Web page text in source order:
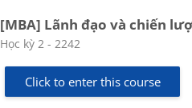
[MBA] Lãnh đạo và chiến
Course category
Học kỳ 2 - 2242
Click to enter this course